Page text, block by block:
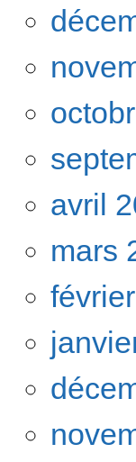
avril
mars